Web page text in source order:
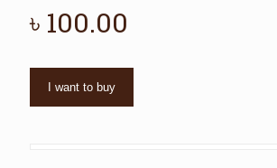
৳ 100.00
I want to buy